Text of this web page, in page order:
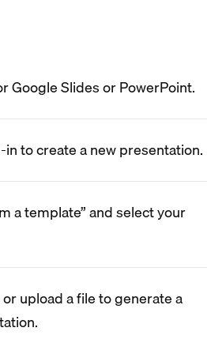
Google Slides or PowerPoint.
to create a new presentation.
a template” and select your
upload a file to generate a